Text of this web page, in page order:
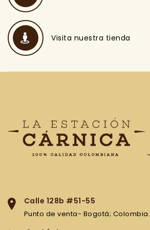
Visita nuestra tienda
Calle 128b #51-55
Punto de venta- Bogotá; Colombia.